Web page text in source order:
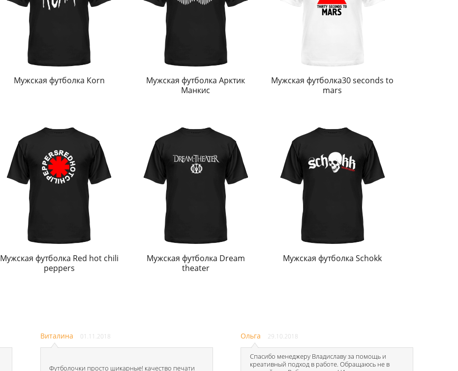
Мужская футболка Кorn
Мужская футболка Арктик
Манкис
Мужская футболка30 seconds to
mars
Мужская футболка Red hot chili
peppers
Мужская футболка Dream
theater
Мужская футболка Schokk
Виталина 01.11.2018
Футболочки просто шикарные! качество печати
Ольга 29.10.2018
Спасибо менеджеру Владиславу за помощь и
креативный подход в работе. Обращаюсь не в